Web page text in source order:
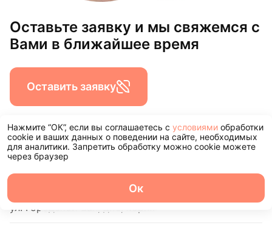
Оставьте заявку и мы свяжемся с
Вами в ближайшее время
Оставить заявку
Наши филиалы
Центр стоматологии InnДента Ярославль
ул. Городской Вал, д.15, корп.1
Нажмите “ОК”, если вы соглашаетесь с условиями обработки
cookie и ваших данных о поведении на сайте, необходимых
для аналитики. Запретить обработку можно cookie можете
через браузер
Ок